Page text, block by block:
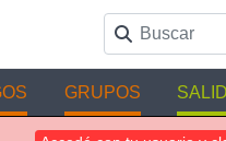
GRUPOS